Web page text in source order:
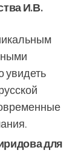
И.В.
увидеть
для